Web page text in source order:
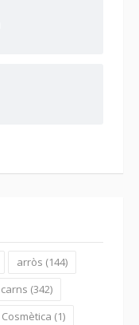
arròs (144)
carns (342)
Cosmètica (1)